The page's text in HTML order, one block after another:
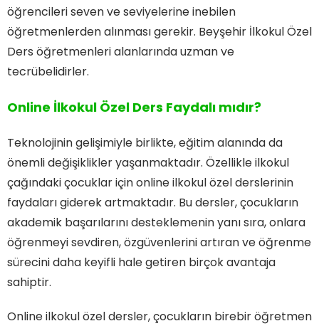
öğrencileri seven ve seviyelerine inebilen
öğretmenlerden alınması gerekir. Beyşehir İlkokul Özel
Ders öğretmenleri alanlarında uzman ve
tecrübelidirler.
Online İlkokul Özel Ders Faydalı mıdır?
Teknolojinin gelişimiyle birlikte, eğitim alanında da
önemli değişiklikler yaşanmaktadır. Özellikle ilkokul
çağındaki çocuklar için online ilkokul özel derslerinin
faydaları giderek artmaktadır. Bu dersler, çocukların
akademik başarılarını desteklemenin yanı sıra, onlara
öğrenmeyi sevdiren, özgüvenlerini artıran ve öğrenme
sürecini daha keyifli hale getiren birçok avantaja
sahiptir.
Online ilkokul özel dersler, çocukların birebir öğretmen